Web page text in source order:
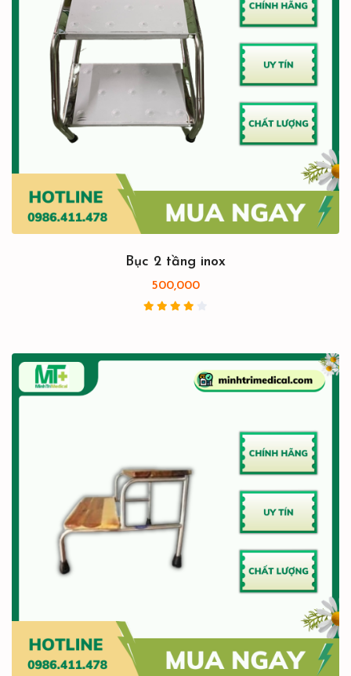
Bục 2 tầng inox
500,000